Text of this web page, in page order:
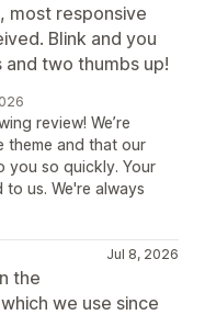
most responsive
Blink and you
and two thumbs up!
review! We’re
theme and that our
you so quickly. Your
us. We're always
Jul 8, 2026
the
we use since